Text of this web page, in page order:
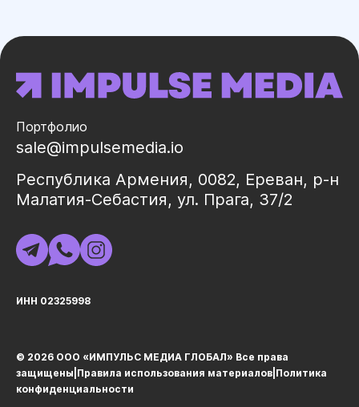
Портфолио
sale@impulsemedia.io
Республика Армения, 0082, Ереван, р-н
Малатия-Себастия, ул. Прага, 37/2
ИНН 02325998
© 2026 ООО «ИМПУЛЬС МЕДИА ГЛОБАЛ» Все права
защищеныㅤ|ㅤ Правила использования материалов Политика
конфиденциальности